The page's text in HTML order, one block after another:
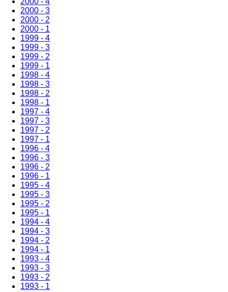
2000 - 3
2000 - 2
2000 - 1
1999 - 4
1999 - 3
1999 - 2
1999 - 1
1998 - 4
1998 - 3
1998 - 2
1998 - 1
1997 - 4
1997 - 3
1997 - 2
1997 - 1
1996 - 4
1996 - 3
1996 - 2
1996 - 1
1995 - 4
1995 - 3
1995 - 2
1995 - 1
1994 - 4
1994 - 3
1994 - 2
1994 - 1
1993 - 4
1993 - 3
1993 - 2
1993 - 1